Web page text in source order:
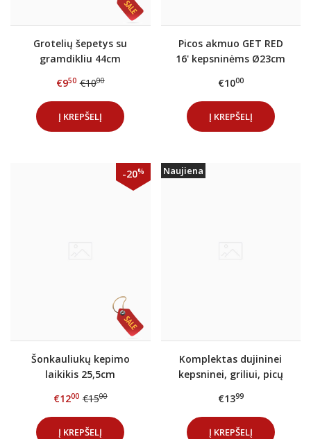
Grotelių šepetys su
gramdikliu 44cm
€950 €1000
Į KREPŠELĮ
Picos akmuo GET RED
16' kepsninėms Ø23cm
€1000
Į KREPŠELĮ
-20%
Šonkauliukų kepimo
laikikis 25,5cm
€1200 €1500
Į KREPŠELĮ
Naujiena
Komplektas dujininei
kepsninei, griliui, picų
žarna su dujų lygio
davikliu
€1399
Į KREPŠELĮ